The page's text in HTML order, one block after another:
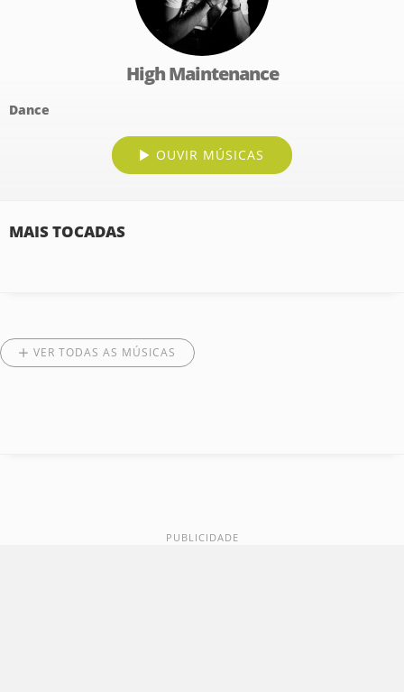
High Maintenance
Dance
OUVIR MÚSICAS
MAIS TOCADAS
VER TODAS AS MÚSICAS